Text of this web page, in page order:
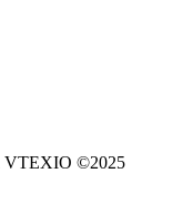
VTEXIO ©2025